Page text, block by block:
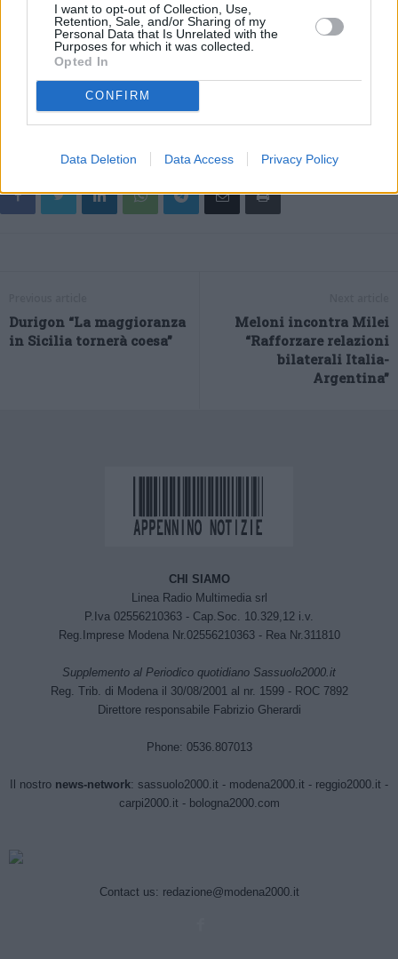
I want to opt-out of Collection, Use,
Retention, Sale, and/or Sharing of my
Personal Data that Is Unrelated with the
Purposes for which it was collected.
Opted In
CONFIRM
Data Deletion Data Access Privacy Policy
legati alla salute”, conclude Di Pietro.
– Foto Italpress –
(ITALPRESS).
Durigon “La maggioranza
in Sicilia tornerà coesa”
Meloni incontra Milei
“Rafforzare relazioni
bilaterali Italia-
Argentina”
CHI SIAMO
Linea Radio Multimedia srl
P.Iva 02556210363 - Cap.Soc. 10.329,12 i.v.
Reg.Imprese Modena Nr.02556210363 - Rea Nr.311810
Supplemento al Periodico quotidiano Sassuolo2000.it
Reg. Trib. di Modena il 30/08/2001 al nr. 1599 - ROC 7892
Direttore responsabile Fabrizio Gherardi
Phone: 0536.807013
Il nostro news-network: sassuolo2000.it - modena2000.it - reggio2000.it -
carpi2000.it - bologna2000.com
Contact us: redazione@modena2000.it